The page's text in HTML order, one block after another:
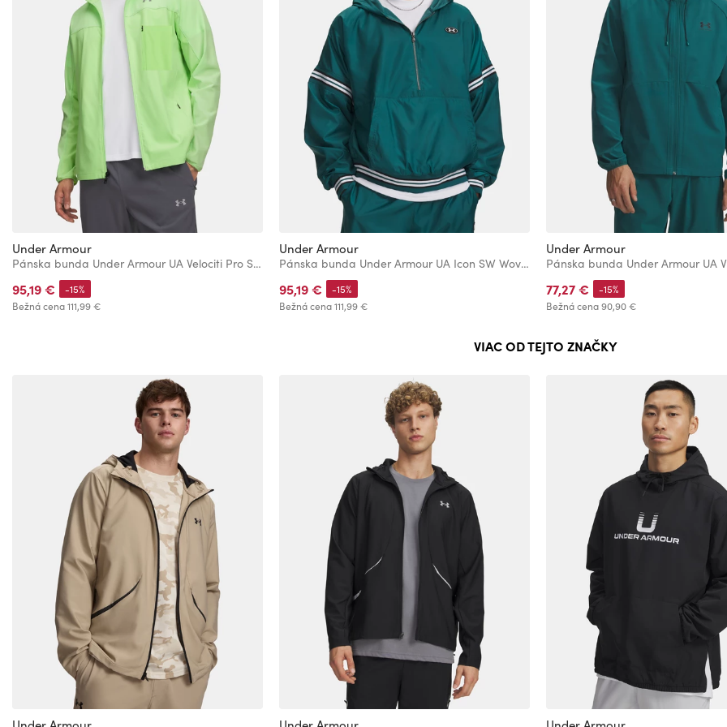
Under Armour
Pánska bunda Under Armour UA Velociti Pro Storm Jacket
95,19 €
Bežná cena111,99 €
-15%
Under Armour
Pánska bunda Under Armour UA Icon SW Woven Jkt
95,19 €
Bežná cena111,99 €
-15%
Under Armour
77,27 €
Bežná cena90,90 €
-15%
VIAC OD TEJTO ZNAČKY